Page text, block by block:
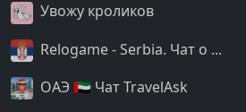
Увожу кроликов
Relogame - Serbia. Чат о ...
ОАЭ 🇦🇪 Чат TravelAsk